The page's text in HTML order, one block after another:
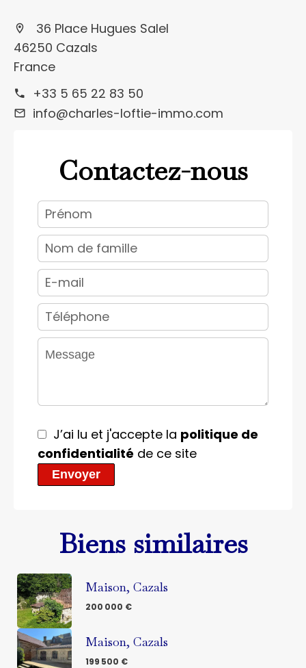
36 Place Hugues Salel
46250 Cazals
France
+33 5 65 22 83 50
info@charles-loftie-immo.com
Contactez-nous
J’ai lu et j'accepte la politique de
confidentialité de ce site
Envoyer
Biens similaires
Maison, Cazals
200 000 €
Maison, Cazals
199 500 €